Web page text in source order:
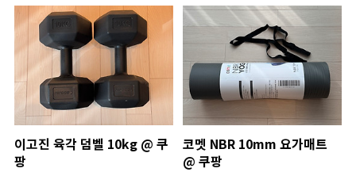
이고진 육각 덤벨 10kg @ 쿠
팡
코멧 NBR 10mm 요가매트
@ 쿠팡